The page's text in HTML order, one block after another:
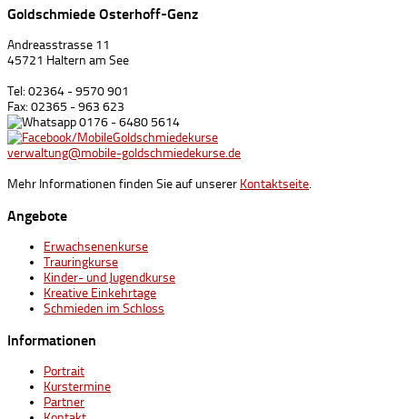
Goldschmiede Osterhoff-Genz
Andreasstrasse 11
45721 Haltern am See
Tel: 02364 - 9570 901
Fax: 02365 - 963 623
0176 - 6480 5614
/MobileGoldschmiedekurse
verwaltung@mobile-goldschmiedekurse.de
Mehr Informationen finden Sie auf unserer Kontaktseite.
Angebote
Erwachsenenkurse
Trauringkurse
Kinder- und Jugendkurse
Kreative Einkehrtage
Schmieden im Schloss
Informationen
Portrait
Kurstermine
Partner